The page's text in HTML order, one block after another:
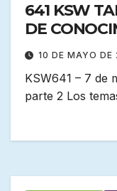
641 KSW
DE
10 DE MAYO DE
KSW641 – 7 de
parte 2 Los